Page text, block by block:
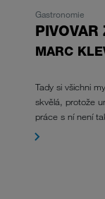
Gastronomie
MARC
Tady si všichni
skvělá, protože
práce s ní není